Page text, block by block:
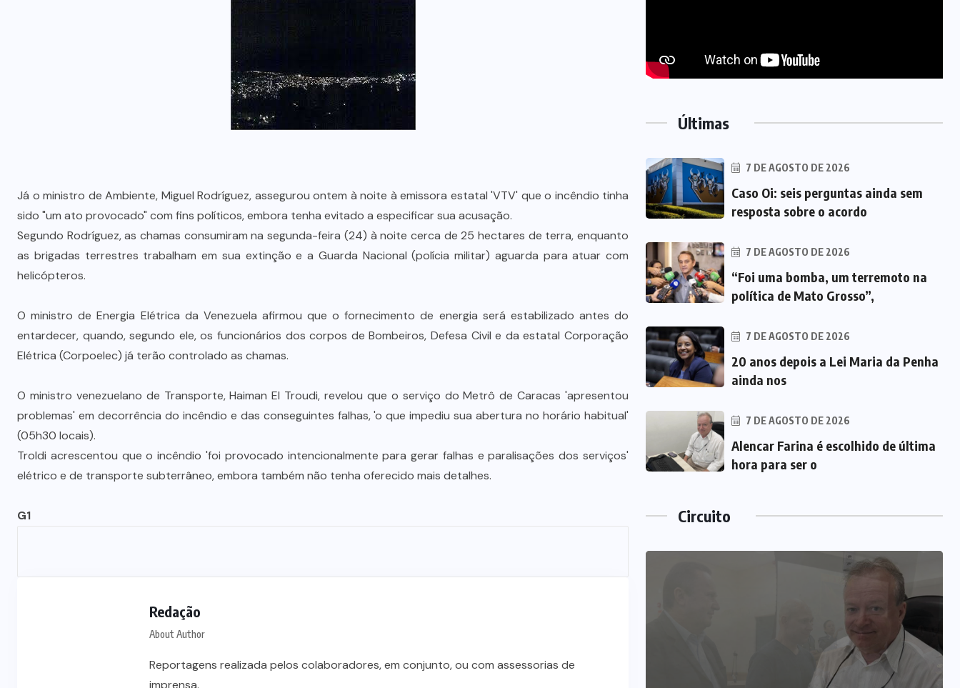
Já o ministro de Ambiente, Miguel Rodríguez, assegurou ontem à noite à emissora estatal 'VTV' que o incêndio tinha
sido "um ato provocado" com fins políticos, embora tenha evitado a especificar sua acusação.
Segundo Rodríguez, as chamas consumiram na segunda-feira (24) à noite cerca de 25 hectares de terra, enquanto
as brigadas terrestres trabalham em sua extinção e a Guarda Nacional (polícia militar) aguarda para atuar com
helicópteros.
O ministro de Energia Elétrica da Venezuela afirmou que o fornecimento de energia será estabilizado antes do
entardecer, quando, segundo ele, os funcionários dos corpos de Bombeiros, Defesa Civil e da estatal Corporação
Elétrica (Corpoelec) já terão controlado as chamas.
O ministro venezuelano de Transporte, Haiman El Troudi, revelou que o serviço do Metrô de Caracas 'apresentou
problemas' em decorrência do incêndio e das conseguintes falhas, 'o que impediu sua abertura no horário habitual'
(05h30 locais).
Troldi acrescentou que o incêndio 'foi provocado intencionalmente para gerar falhas e paralisações dos serviços'
elétrico e de transporte subterrâneo, embora também não tenha oferecido mais detalhes.
G1
Redação
About Author
Reportagens realizada pelos colaboradores, em conjunto, ou com assessorias de
Últimas
7 DE AGOSTO DE 2026
Caso Oi: seis perguntas ainda sem
resposta sobre o acordo
7 DE AGOSTO DE 2026
“Foi uma bomba, um terremoto na
política de Mato Grosso”,
7 DE AGOSTO DE 2026
20 anos depois a Lei Maria da Penha
ainda nos
7 DE AGOSTO DE 2026
Alencar Farina é escolhido de última
hora para ser o
Circuito